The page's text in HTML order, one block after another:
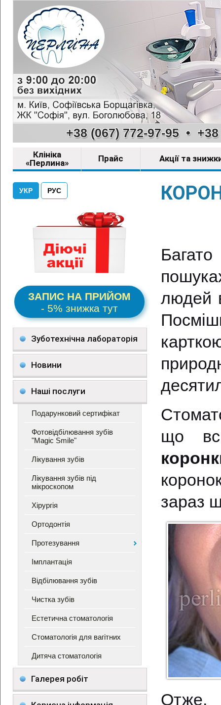
+38 (067) 772-97-95•
Клініка
«Перлина»
Прайс Акції та
УКР РУС
ЗАПИС НА ПРИЙОМ
- 5% знижка тут
Зуботехнічна лабораторія
Новини
Наші послуги
Подарунковий сертифікат
Фотовідбілювання зубів
"Magic Smile"
Лікування зубів
Лікування зубів під
мікроскопом
Хірургія
Ортодонтія
Протезування
Імплантація
Відбілювання зубів
Чистка зубів
Естетична стоматологія
Стоматологія для вагітних
Дитяча стоматологія
Галерея робіт
людей
що
зараз
Отже,